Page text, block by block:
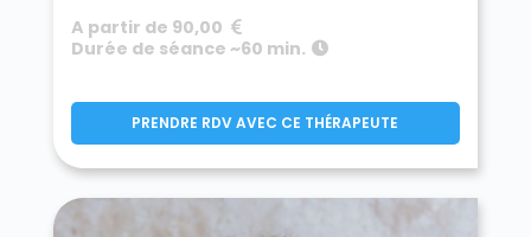
A partir de 90,00
Durée de séance ~60 min.
PRENDRE RDV AVEC CE THÉRAPEUTE